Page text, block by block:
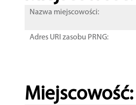
Nazwa miejscowości:
Adres URI zasobu PRNG:
Miejscowość: